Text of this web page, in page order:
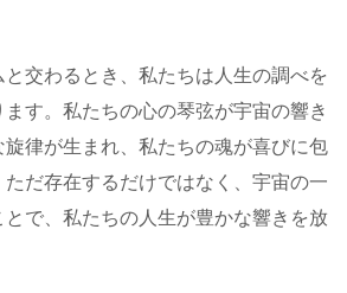
交わるとき、私たちは人生の調べを
す。私たちの心の琴弦が宇宙の響き
律が生まれ、私たちの魂が喜びに包
ただ存在するだけではなく、宇宙の一
で、私たちの人生が豊かな響きを放